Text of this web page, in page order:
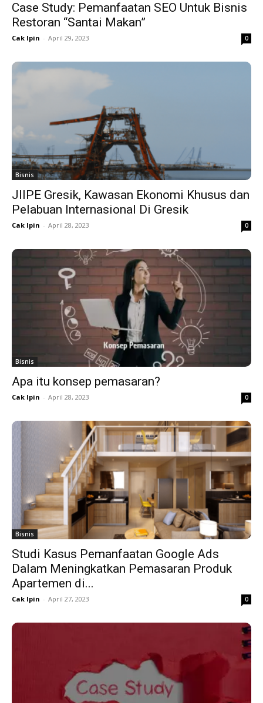
Case Study: Pemanfaatan SEO Untuk Bisnis
Restoran “Santai Makan”
Cak Ipin - April 29, 2023 0
Bisnis
JIIPE Gresik, Kawasan Ekonomi Khusus dan
Pelabuan Internasional Di Gresik
Cak Ipin - April 28, 2023 0
Bisnis
Apa itu konsep pemasaran?
Cak Ipin - April 28, 2023 0
Bisnis
Studi Kasus Pemanfaatan Google Ads
Dalam Meningkatkan Pemasaran Produk
Apartemen di...
Cak Ipin - April 27, 2023 0